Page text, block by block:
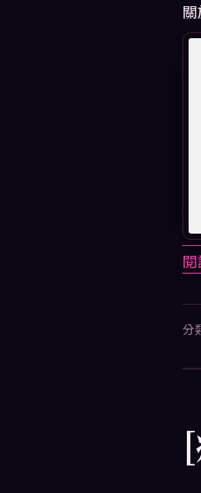
分